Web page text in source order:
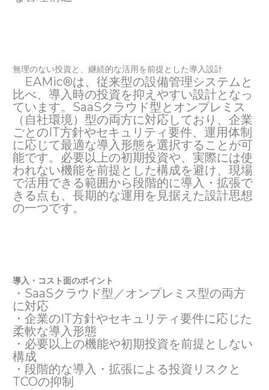
無理のない投資と、継続的な活用を前提とした導入設計
EAMic®は、従来型の設備管理システムと
比べ、導入時の投資を抑えやすい設計となっ
ています。SaaSクラウド型とオンプレミス
（自社環境）型の両方に対応しており、企業
ごとのIT方針やセキュリティ要件、運用体制
に応じて最適な導入形態を選択することが可
能です。必要以上の初期投資や、実際には使
われない機能を前提とした構成を避け、現場
で活用できる範囲から段階的に導入・拡張で
きる点も、長期的な運用を見据えた設計思想
の一つです。
導入・コスト面のポイント
・SaaSクラウド型／オンプレミス型の両方
に対応
・企業のIT方針やセキュリティ要件に応じた
柔軟な導入形態
・必要以上の機能や初期投資を前提としない
構成
・段階的な導入・拡張による投資リスクと
TCOの抑制